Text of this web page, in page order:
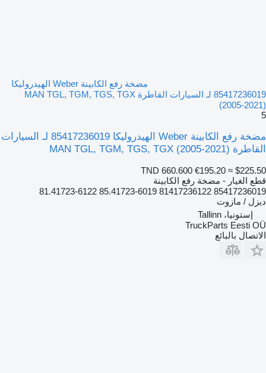
مضخة رفع الكابينة Weber الهيدروليكا
85417236019 لـ السيارات القاطرة MAN TGL, TGM, TGS, TGX
(2005-2021)
5
مضخة رفع الكابينة Weber الهيدروليكا 85417236019 لـ السيارات
القاطرة MAN TGL, TGM, TGS, TGX (2005-2021)
TND 660.600 €195.20 ≈ $225.50
قطع الغيار - مضخة رفع الكابينة
85417236019 81417236122 85.41723-6019 81.41723-6122
ديزل / مازوت
إستونيا، Tallinn
TruckParts Eesti OÜ
الاتصال بالبائع